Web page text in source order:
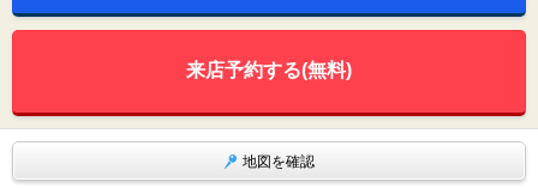
来店予約する(無料)
地図を確認